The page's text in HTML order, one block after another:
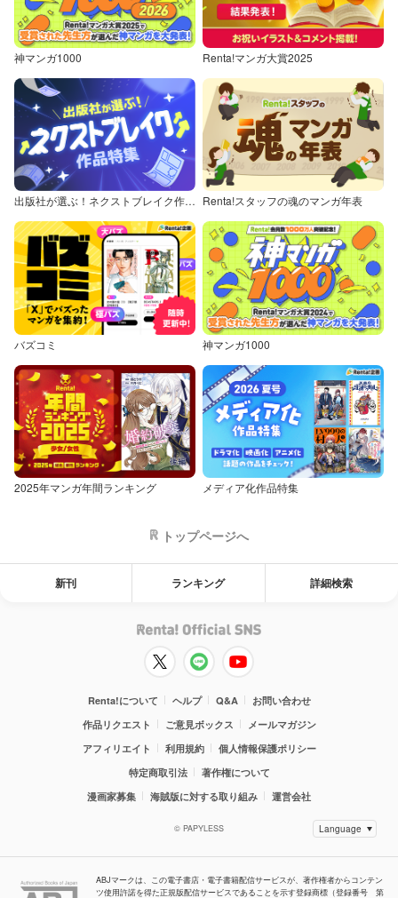
神マンガ1000 Renta!マンガ大賞2025
出版社が選ぶ！ネクストブレイク作品特集 Renta!スタッフの魂のマンガ年表
バズコミ 神マンガ1000
2025年マンガ年間ランキング メディア化作品特集
トップページへ
新刊 ランキング 詳細検索
Renta!について ヘルプ Q&A
お問い合わせ
作品リクエスト
ご意見ボックス
メールマガジン
アフィリエイト
利用規約
個人情報保護ポリシー
特定商取引法
著作権について
漫画家募集
海賊版に対する取り組み 運営会社
© PAPYLESS
ABJマークは、この電子書店・電子書籍配信サービスが、著作権者からコンテン
ツ使用許諾を得た正規版配信サービスであることを示す登録商標（登録番号 第